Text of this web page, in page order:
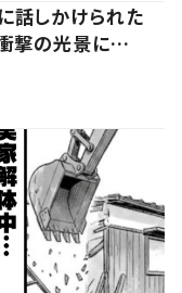
話しかけられた
撃の光景に…